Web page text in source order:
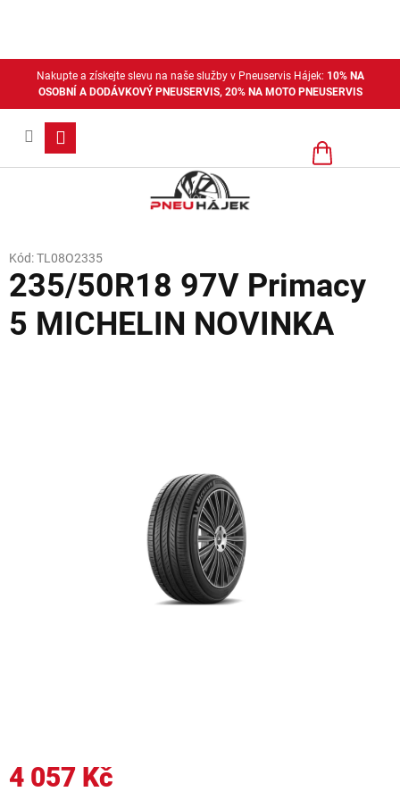
Nakupte a získejte slevu na naše služby v Pneuservis Hájek: 10% NA
OSOBNÍ A DODÁVKOVÝ PNEUSERVIS, 20% NA MOTO PNEUSERVIS
Nákupní
235/50R18 97V Primacy
5 MICHELIN NOVINKA
Kód:TL08O2335
4 057 Kč